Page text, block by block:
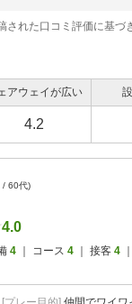
れた口コミ評価に基づ
アウェイが広い
4.2
/ 60代)
4.0
4 ｜ コース 4 ｜ 接客 4